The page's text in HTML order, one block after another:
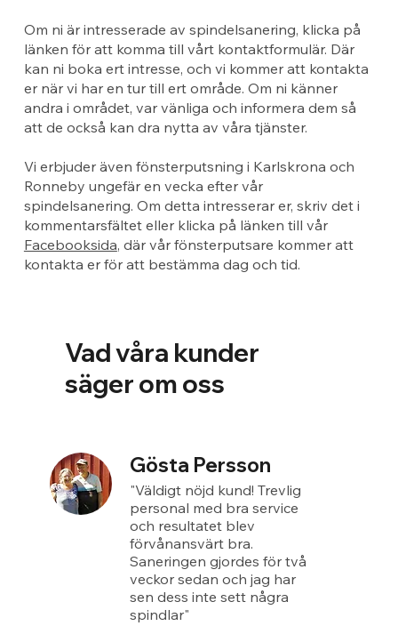
Om ni är intresserade av spindelsanering, klicka på
länken för att komma till vårt kontaktformulär. Där
kan ni boka ert intresse, och vi kommer att kontakta
er när vi har en tur till ert område. Om ni känner
andra i området, var vänliga och informera dem så
att de också kan dra nytta av våra tjänster.
Vi erbjuder även fönsterputsning i Karlskrona och
Ronneby ungefär en vecka efter vår
spindelsanering. Om detta intresserar er, skriv det i
kommentarsfältet eller klicka på länken till vår
Facebooksida, där vår fönsterputsare kommer att
kontakta er för att bestämma dag och tid.
Vad våra kunder
säger om oss
Gösta Persson
"Väldigt nöjd kund! Trevlig
personal med bra service
och resultatet blev
förvånansvärt bra.
Saneringen gjordes för två
veckor sedan och jag har
sen dess inte sett några
spindlar"